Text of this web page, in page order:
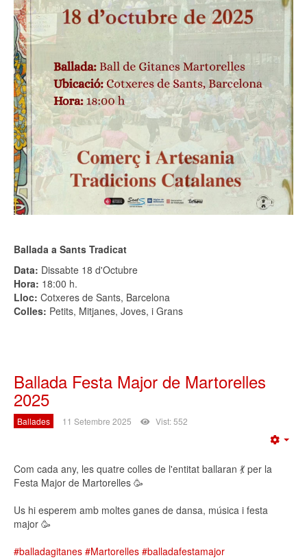
Ballada a Sants Tradicat
Data: Dissabte 18 d'Octubre
Hora: 18:00 h.
Lloc: Cotxeres de Sants, Barcelona
Colles: Petits, Mitjanes, Joves, i Grans
Ballada Festa Major de Martorelles
2025
Ballades 11 Setembre 2025 Vist: 552
Com cada any, les quatre colles de l'entitat ballaran 💃 per la
Festa Major de Martorelles 🥳
Us hi esperem amb moltes ganes de dansa, música i festa
major 🥳
#balladagitanes #Martorelles #balladafestamajor